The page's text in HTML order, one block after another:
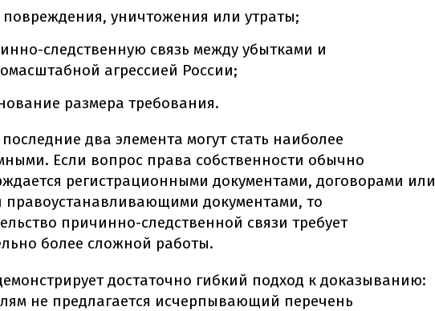
уничтожения или утраты;
следственную связь между убытками и
агрессией России;
размера требования.
два элемента могут стать наиболее
Если вопрос права собственности обычно
регистрационными документами, договорами или
правоустанавливающими документами, то
причинно-следственной связи требует
более сложной работы.
достаточно гибкий подход к доказыванию:
не предлагается исчерпывающий перечень